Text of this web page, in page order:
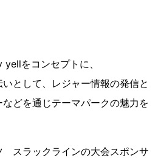
をコンセプトに、
として、レジャー情報の発信と
どを通じテーマパークの魅力を
スラックラインの大会スポンサ